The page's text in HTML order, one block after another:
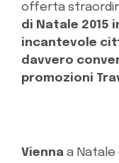
offerta
di Natale 2015
incantevole
davvero
promozioni
Vienna a Natale